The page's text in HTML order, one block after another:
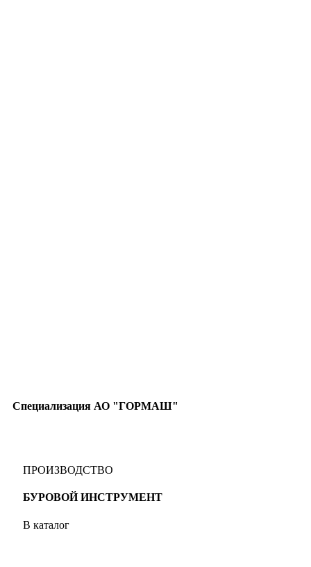
Специализация АО "ГОРМАШ"
ПРОИЗВОДСТВО
БУРОВОЙ ИНСТРУМЕНТ
В каталог